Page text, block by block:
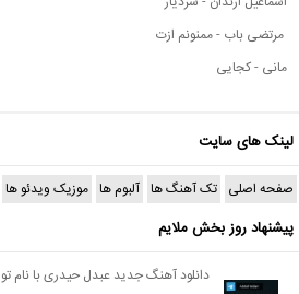
مرتضی باب - ممنونم ازت
مانی - کجایی
لینک های سایت
صفحه اصلی تک آهنگ ها آلبوم ها موزیک ویدئو ها
پیشنهاد روز بخش ملایم
دانلود آهنگ جدید عبدل حیدری با نام تو